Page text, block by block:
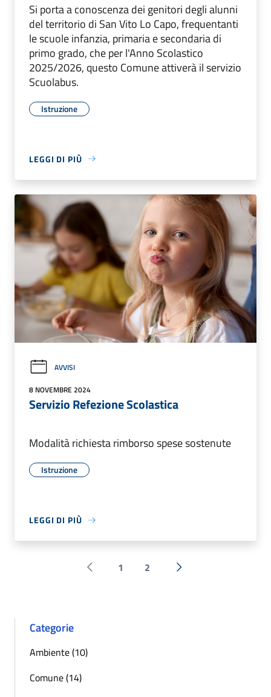
Si porta a conoscenza dei genitori degli alunni
del territorio di San Vito Lo Capo, frequentanti
le scuole infanzia, primaria e secondaria di
primo grado, che per l'Anno Scolastico
2025/2026, questo Comune attiverà il servizio
Scuolabus.
Istruzione
LEGGI DI PIÙ
AVVISI
8 NOVEMBRE 2024
Servizio Refezione Scolastica
Modalità richiesta rimborso spese sostenute
Istruzione
LEGGI DI PIÙ
Pagina precedente
1 2 Successiva »
Categorie
Ambiente (10)
Comune (14)